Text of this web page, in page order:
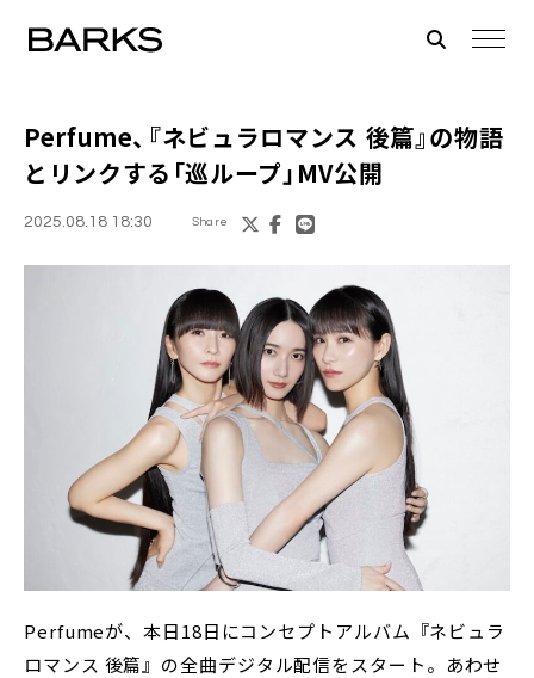
Perfume、『ネビュラロマンス 後篇』の物語
とリンクする「巡ループ」MV公開
2025.08.18 18:30 Share
Perfumeが、本日18日にコンセプトアルバム『ネビュラ
ロマンス 後篇』の全曲デジタル配信をスタート。あわせ